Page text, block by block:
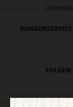
KUNDENSERVICE
FOLGEN